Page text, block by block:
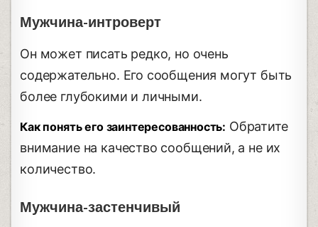
Мужчина-интроверт
Он может писать редко, но очень
содержательно. Его сообщения могут быть
более глубокими и личными.
Как понять его заинтересованность: Обратите
внимание на качество сообщений, а не их
количество.
Мужчина-застенчивый